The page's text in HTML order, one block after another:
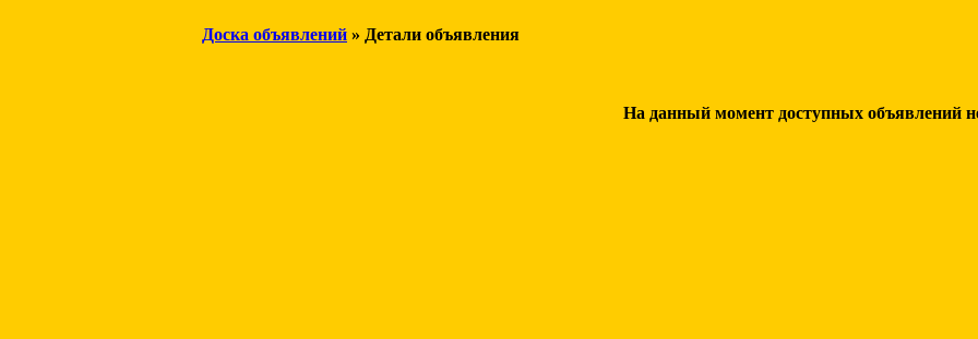
Доска объявлений » Детали объявления
На данный момент доступных объявлений